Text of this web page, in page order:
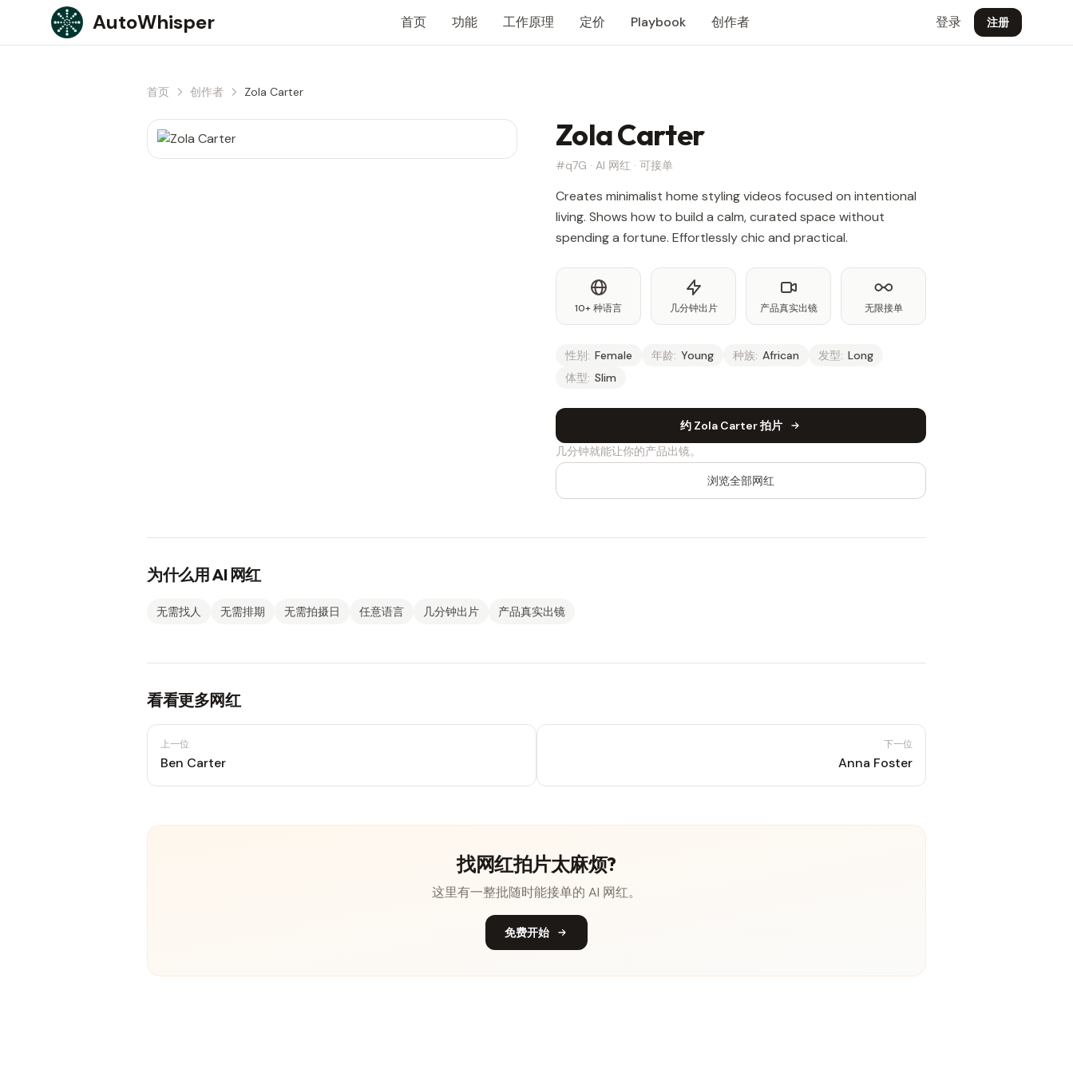
Skip to content
AutoWhisper 首页 功能 工作原理 定价 Playbook 创作者 登录 注册
首页 创作者 Zola Carter
Zola Carter
#q7G · AI 网红 · 可接单
Creates minimalist home styling videos focused on intentional
living. Shows how to build a calm, curated space without
spending a fortune. Effortlessly chic and practical.
10+ 种语言 几分钟出片 产品真实出镜 无限接单
性别: Female 年龄: Young 种族: African 发型: Long
体型: Slim
约 Zola Carter 拍片
几分钟就能让你的产品出镜。
浏览全部网红
为什么用 AI 网红
无需找人 无需排期 无需拍摄日 任意语言 几分钟出片 产品真实出镜
看看更多网红
上一位
Ben Carter
下一位
Anna Foster
找网红拍片太麻烦?
这里有一整批随时能接单的 AI 网红。
免费开始